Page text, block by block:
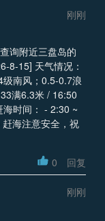
刚刚
询附近三盘岛的
8-15] 天气情况：
级南风；0.5-0.7浪
满6.3米 / 16:50
时间： - 2:30 ~
海注意安全，祝
0 回复
刚刚